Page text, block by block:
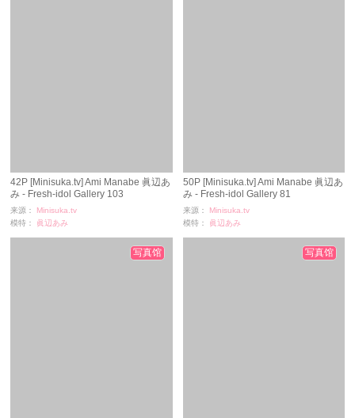
42P [Minisuka.tv] Ami Manabe 眞辺あ
み - Fresh-idol Gallery 103
来源：
Minisuka.tv
模特：
眞辺あみ
50P [Minisuka.tv] Ami Manabe 眞辺あ
み - Fresh-idol Gallery 81
来源：
Minisuka.tv
模特：
眞辺あみ
写真馆 写真馆